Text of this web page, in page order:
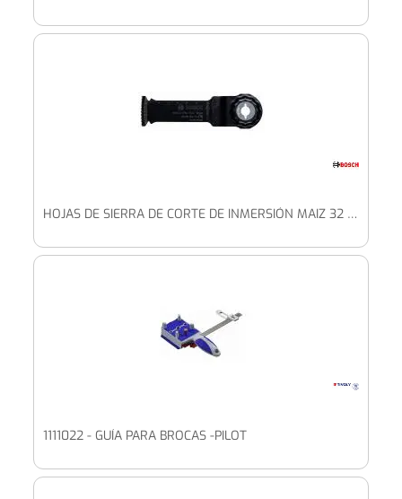
HOJAS DE SIERRA DE CORTE DE INMERSIÓN MAIZ 32 EPC
1111022 - GUÍA PARA BROCAS -PILOT